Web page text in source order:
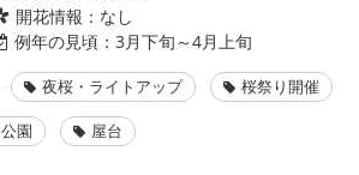
開花情報： なし
例年の見頃： 3月下旬～4月上旬
夜桜・ライトアップ 桜祭り開催
公園 屋台